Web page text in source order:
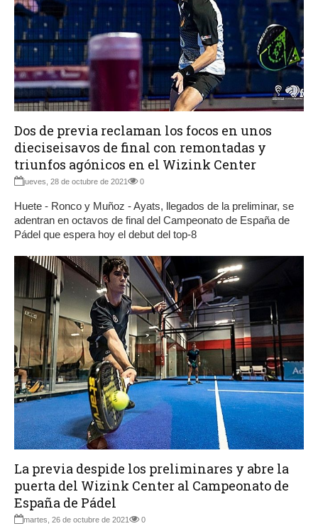
Dos de previa reclaman los focos en unos
dieciseisavos de final con remontadas y
triunfos agónicos en el Wizink Center
jueves, 28 de octubre de 2021 0
Huete - Ronco y Muñoz - Ayats, llegados de la preliminar, se
adentran en octavos de final del Campeonato de España de
Pádel que espera hoy el debut del top-8
La previa despide los preliminares y abre la
puerta del Wizink Center al Campeonato de
España de Pádel
martes, 26 de octubre de 2021 0